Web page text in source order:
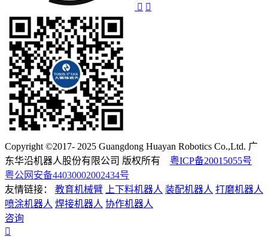
Copyright ©2017- 2025 Guangdong Huayan Robotics Co.,Ltd. 广
东华沿机器人股份有限公司 版权所有 粤ICP备20015055号
粤公网安备44030002002434号
友情链接：
教育机械臂 上下料机器人 装配机器人 打磨机器人
喷涂机器人 焊接机器人 协作机器人
咨询